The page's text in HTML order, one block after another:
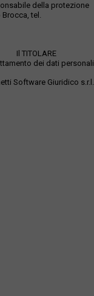
della protezione
tel.
Il TITOLARE
dei dati personali
Software Giuridico s.r.l.